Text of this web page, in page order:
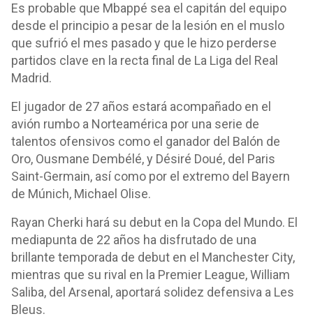
Es probable que Mbappé sea el capitán del equipo
desde el principio a pesar de la lesión en el muslo
que sufrió el mes pasado y que le hizo perderse
partidos clave en la recta final de La Liga del Real
Madrid.
El jugador de 27 años estará acompañado en el
avión rumbo a Norteamérica por una serie de
talentos ofensivos como el ganador del Balón de
Oro, Ousmane Dembélé, y Désiré Doué, del Paris
Saint-Germain, así como por el extremo del Bayern
de Múnich, Michael Olise.
Rayan Cherki hará su debut en la Copa del Mundo. El
mediapunta de 22 años ha disfrutado de una
brillante temporada de debut en el Manchester City,
mientras que su rival en la Premier League, William
Saliba, del Arsenal, aportará solidez defensiva a Les
Bleus.